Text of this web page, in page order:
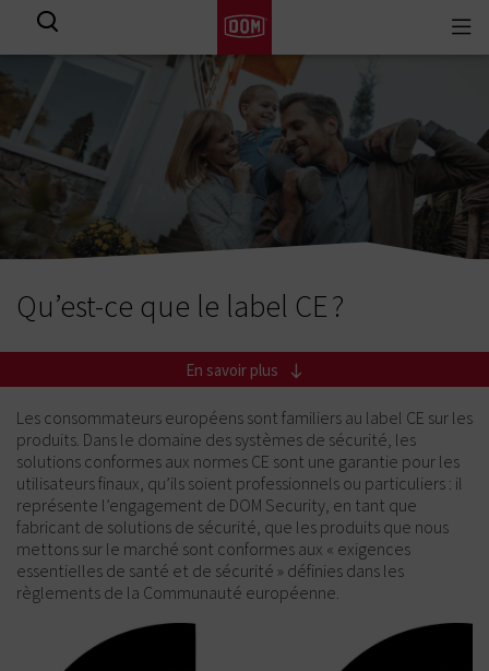
Qu’est-ce que le label CE ?
En savoir plus
Les consommateurs européens sont familiers au label CE sur les
produits. Dans le domaine des systèmes de sécurité, les
solutions conformes aux normes CE sont une garantie pour les
utilisateurs finaux, qu’ils soient professionnels ou particuliers : il
représente l’engagement de DOM Security, en tant que
fabricant de solutions de sécurité, que les produits que nous
mettons sur le marché sont conformes aux « exigences
essentielles de santé et de sécurité » définies dans les
règlements de la Communauté européenne.